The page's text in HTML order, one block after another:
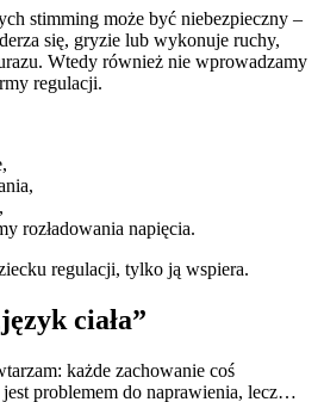
stimming może być niebezpieczny –
się, gryzie lub wykonuje ruchy,
Wtedy również nie wprowadzamy
regulacji.
rozładowania napięcia.
regulacji, tylko ją wspiera.
ciała”
każde zachowanie coś
problemem do naprawienia, lecz…